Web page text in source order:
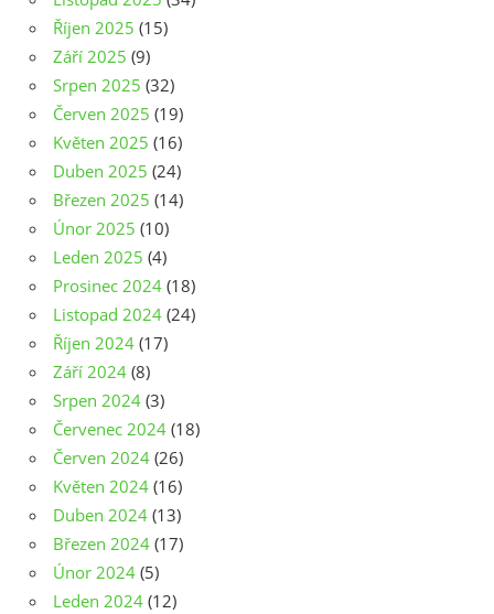
Říjen 2025 (15)
Září 2025 (9)
Srpen 2025 (32)
Červen 2025 (19)
Květen 2025 (16)
Duben 2025 (24)
Březen 2025 (14)
Únor 2025 (10)
Leden 2025 (4)
Prosinec 2024 (18)
Listopad 2024 (24)
Říjen 2024 (17)
Září 2024 (8)
Srpen 2024 (3)
Červenec 2024 (18)
Červen 2024 (26)
Květen 2024 (16)
Duben 2024 (13)
Březen 2024 (17)
Únor 2024 (5)
Leden 2024 (12)